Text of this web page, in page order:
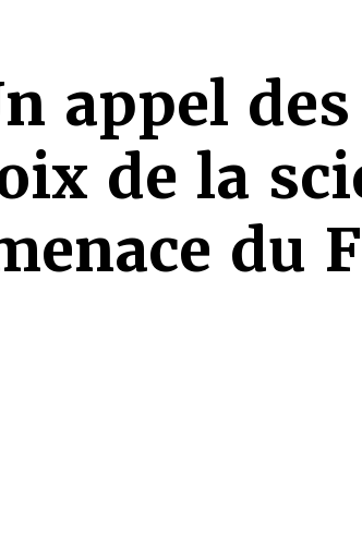
appel des
de la
du